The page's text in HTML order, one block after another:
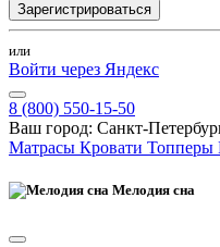
Зарегистрироваться
или
Войти через Яндекс
8 (800) 550-15-50
Ваш город: Санкт-
Матрасы Кровати Топперы
Мелодия сна